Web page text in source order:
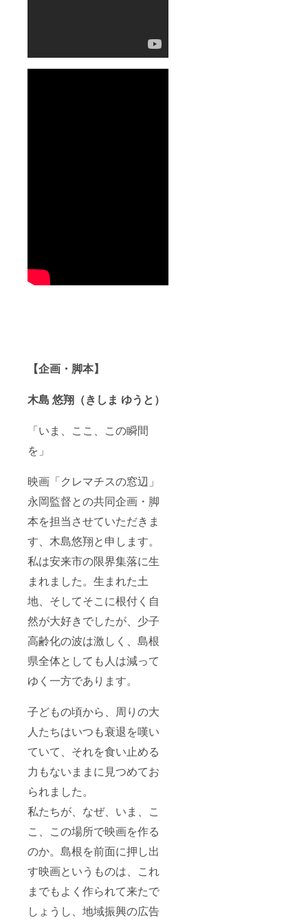
【企画・脚本】
木島 悠翔（きしま ゆうと）
「いま、ここ、この瞬間
を」
映画「クレマチスの窓辺」
永岡監督との共同企画・脚
本を担当させていただきま
す、木島悠翔と申します。
私は安来市の限界集落に生
まれました。生まれた土
地、そしてそこに根付く自
然が大好きでしたが、少子
高齢化の波は激しく、島根
県全体としても人は減って
ゆく一方であります。
子どもの頃から、周りの大
人たちはいつも衰退を嘆い
ていて、それを食い止める
力もないままに見つめてお
られました。
私たちが、なぜ、いま、こ
こ、この場所で映画を作る
のか。島根を前面に押し出
す映画というものは、これ
までもよく作られて来たで
しょうし、地域振興の広告